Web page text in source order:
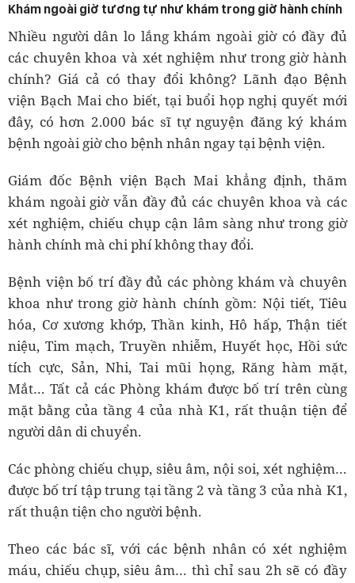
Khám ngoài giờ tương tự như khám trong giờ hành chính
Nhiều người dân lo lắng khám ngoài giờ có đầy đủ
các chuyên khoa và xét nghiệm như trong giờ hành
chính? Giá cả có thay đổi không? Lãnh đạo Bệnh
viện Bạch Mai cho biết, tại buổi họp nghị quyết mới
đây, có hơn 2.000 bác sĩ tự nguyện đăng ký khám
bệnh ngoài giờ cho bệnh nhân ngay tại bệnh viện.
Giám đốc Bệnh viện Bạch Mai khẳng định, thăm
khám ngoài giờ vẫn đầy đủ các chuyên khoa và các
xét nghiệm, chiếu chụp cận lâm sàng như trong giờ
hành chính mà chi phí không thay đổi.
Bệnh viện bố trí đầy đủ các phòng khám và chuyên
khoa như trong giờ hành chính gồm: Nội tiết, Tiêu
hóa, Cơ xương khớp, Thần kinh, Hô hấp, Thận tiết
niệu, Tim mạch, Truyền nhiễm, Huyết học, Hồi sức
tích cực, Sản, Nhi, Tai mũi họng, Răng hàm mặt,
Mắt… Tất cả các Phòng khám được bố trí trên cùng
mặt bằng của tầng 4 của nhà K1, rất thuận tiện để
người dân di chuyển.
Các phòng chiếu chụp, siêu âm, nội soi, xét nghiệm…
được bố trí tập trung tại tầng 2 và tầng 3 của nhà K1,
rất thuận tiện cho người bệnh.
Theo các bác sĩ, với các bệnh nhân có xét nghiệm
máu, chiếu chụp, siêu âm… thì chỉ sau 2h sẽ có đầy